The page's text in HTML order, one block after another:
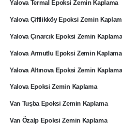
Yalova Termal Epoksi Zemin Kaplama
Yalova Çiftlikköy Epoksi Zemin
Yalova Çınarcık Epoksi Zemin Kaplama
Yalova Armutlu Epoksi Zemin Kaplama
Yalova Altınova Epoksi Zemin Kaplama
Yalova Epoksi Zemin Kaplama
Van Tuşba Epoksi Zemin Kaplama
Van Özalp Epoksi Zemin Kaplama